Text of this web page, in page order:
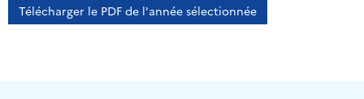
Télécharger le PDF de l'année sélectionnée